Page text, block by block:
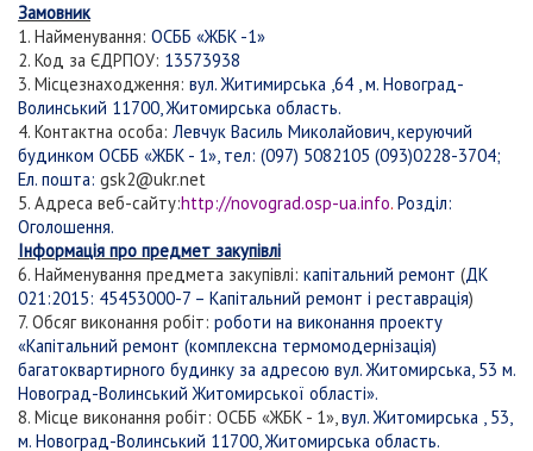
Замовник
1. Найменування: ОСББ «ЖБК -1»
2. Код за ЄДРПОУ: 13573938
3. Місцезнаходження: вул. Житимирська ,64 , м. Новоград-
Волинський 11700, Житомирська область.
4. Контактна особа: Левчук Василь Миколайович, керуючий
будинком ОСББ «ЖБК - 1», тел: (097) 5082105 (093)0228-3704;
Ел. пошта: gsk2@ukr.net
5. Адреса веб-сайту:http://novograd.osp-ua.info. Розділ:
Оголошення.
Інформація про предмет закупівлі
6. Найменування предмета закупівлі: капітальний ремонт (ДК
021:2015: 45453000-7 – Капітальний ремонт і реставрація)
7. Обсяг виконання робіт: роботи на виконання проекту
«Капітальний ремонт (комплексна термомодернізація)
багатоквартирного будинку за адресою вул. Житомирська, 53 м.
Новоград-Волинський Житомирської області».
8. Місце виконання робіт: ОСББ «ЖБК - 1»,вул. Житомирська , 53,
м. Новоград-Волинський 11700, Житомирська область.